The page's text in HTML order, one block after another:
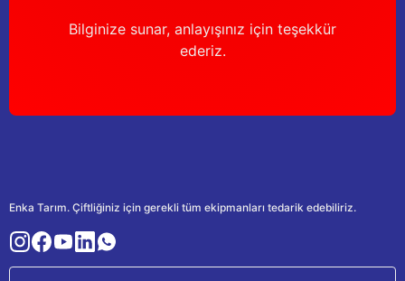
Bilginize sunar, anlayışınız için teşekkür
ederiz.
Enka Tarım. Çiftliğiniz için gerekli tüm ekipmanları tedarik edebiliriz.